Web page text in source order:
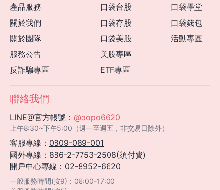
產品服務
關於我們
關於團隊
服務公告
反詐騙專區
口袋台股
口袋存股
口袋美股
美股專區
ETF專區
口袋學堂
口袋錢包
活動專區
聯絡我們
LINE@官方帳號： @popo6620
上午8:30~下午5:00（週一至週五，非交易日除外）
客服專線： 0809-089-001
國外專線：886-2-7753-2508(須付費)
開戶中心專線： 02-8952-6620
一般服務時間(按9)：08:00-17:00